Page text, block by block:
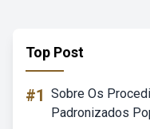
Top Post
#1 Sobre Os
Padronizados